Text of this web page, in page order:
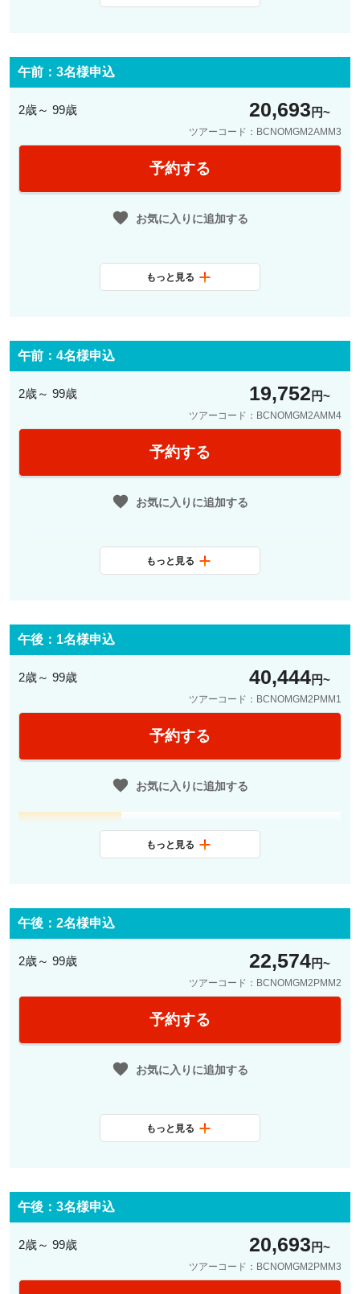
最少催行人数 2名
るサービス
院/ミロ美術館の４つの入場観光箇
所のうちいずれか１か所入場
午前：3名様申込
2歳～ 99歳 20,693 円
ツアーコード：BCNOMGM2AMM3
予約する
お気に入りに追加する
最少催行人数 3名
るサービス
院/ミロ美術館の４つの入場観光箇
所のうちいずれか１か所入場
もっと見る
午前：4名様申込
2歳～ 99歳 19,752 円
ツアーコード：BCNOMGM2AMM4
予約する
お気に入りに追加する
最少催行人数 4名
るサービス
院/ミロ美術館の４つの入場観光箇
所のうちいずれか１か所入場
もっと見る
午後：1名様申込
2歳～ 99歳 40,444円
ツアーコード：BCNOMGM2PMM1
予約する
お気に入りに追加する
バルセロナ市内ご宿泊ホテルロビー
ご集合
14:30
ガイド分含めお客様のご負担とな
15:00頃
◆バルセロナを代表するモデルニズ
ム建築・芸術各所巡り
欄にご記入ください。
●グエル邸（パラウ・グエル）
モデルニズム建築・芸術を散策した
後は、観光やショッピングをお楽し
もっと見る
午後：2名様申込
2歳～ 99歳 22,574円
ツアーコード：BCNOMGM2PMM2
予約する
お気に入りに追加する
最少催行人数 2名
るサービス
院/ミロ美術館の４つの入場観光箇
所のうちいずれか１か所入場
もっと見る
午後：3名様申込
2歳～ 99歳 20,693 円
ツアーコード：BCNOMGM2PMM3